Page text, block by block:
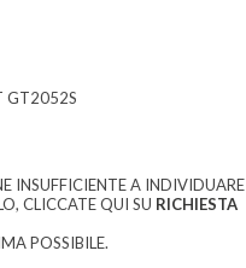
GT2052S
INSUFFICIENTE A INDIVIDUARE
CLICCATE QUI SU RICHIESTA
POSSIBILE.